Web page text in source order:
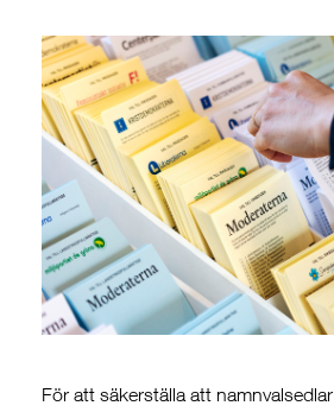
För att säkerställa att